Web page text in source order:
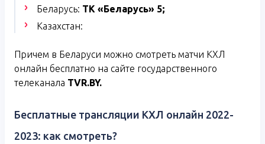
Беларусь: ТК «Беларусь» 5;
Казахстан:
Причем в Беларуси можно смотреть матчи КХЛ
онлайн бесплатно на сайте государственного
телеканала TVR.BY.
Бесплатные трансляции КХЛ онлайн 2022-
2023: как смотреть?